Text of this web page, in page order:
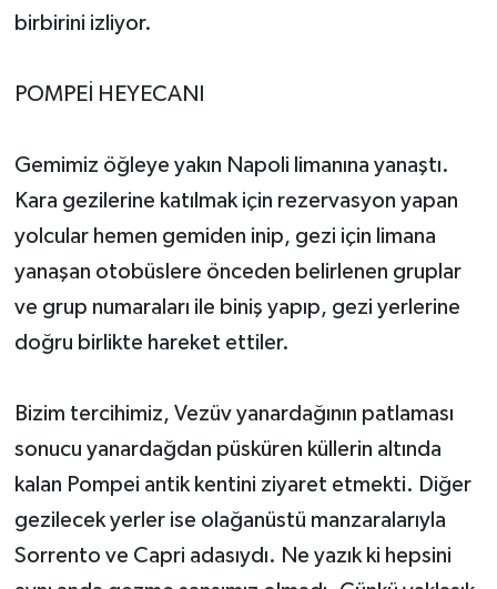
birbirini izliyor.
POMPEİ HEYECANI
Gemimiz öğleye yakın Napoli limanına yanaştı.
Kara gezilerine katılmak için rezervasyon yapan
yolcular hemen gemiden inip, gezi için limana
yanaşan otobüslere önceden belirlenen gruplar
ve grup numaraları ile biniş yapıp, gezi yerlerine
doğru birlikte hareket ettiler.
Bizim tercihimiz, Vezüv yanardağının patlaması
sonucu yanardağdan püsküren küllerin altında
kalan Pompei antik kentini ziyaret etmekti. Diğer
gezilecek yerler ise olağanüstü manzaralarıyla
Sorrento ve Capri adasıydı. Ne yazık ki hepsini